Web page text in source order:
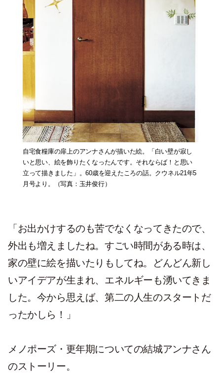
自宅食糧庫の扉上のアンナさんが描いた絵。「白い壁が寂し
いと思い、絵を飾りたくなったんです。それならば！と思い
立って描きました」。60歳を迎えたころの話。クウネル21年5
月号より。（写真：玉井俊行）
「お出かけするのも苦でなくなってきたので、
外出も増えましたね。すごい時間がある時は、
家の壁に絵を描いたりもしてね。どんどん新し
いアイデアが生まれ、エネルギーも湧いてきま
した。今から思えば、第二の人生のスタートだ
ったかしら！」
メノポーズ・更年期についての結城アンナさん
のストーリー。